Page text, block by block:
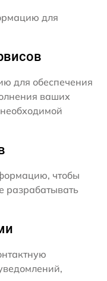
для
для обеспечения
ваших
чтобы
разрабатывать